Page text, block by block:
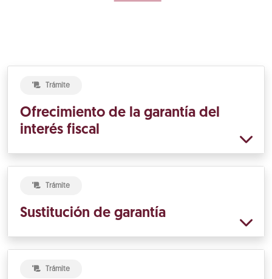
Trámite
Ofrecimiento de la garantía del
interés fiscal
Trámite
Sustitución de garantía
Trámite